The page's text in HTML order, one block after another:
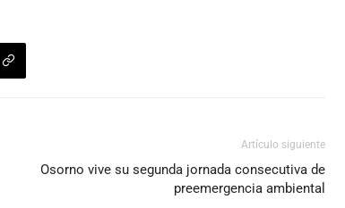
Artículo siguiente
Osorno vive su segunda jornada consecutiva de
preemergencia ambiental